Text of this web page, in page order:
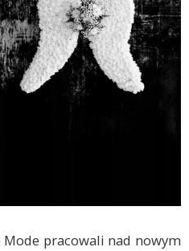
Mode pracowali nad nowym